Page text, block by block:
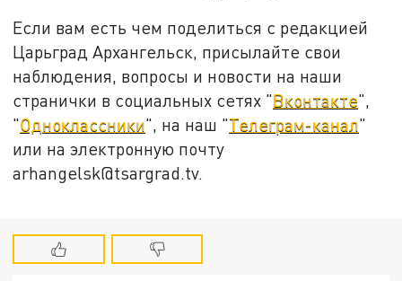
Если вам есть чем поделиться с редакцией
Царьград Архангельск, присылайте свои
наблюдения, вопросы и новости на наши
странички в социальных сетях "Вконтакте",
"Одноклассники", на наш "Телеграм-канал"
или на электронную почту
arhangelsk@tsargrad.tv.